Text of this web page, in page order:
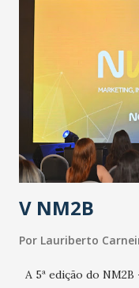
públicos e
epidemia comum,
aumento de casos de
de uma epidemia
contaminação maior
secretário. Segundo
contaminação alta,
população e ao
estratificação do risco
V NM2B
Por Lauriberto
A 5ª edição do